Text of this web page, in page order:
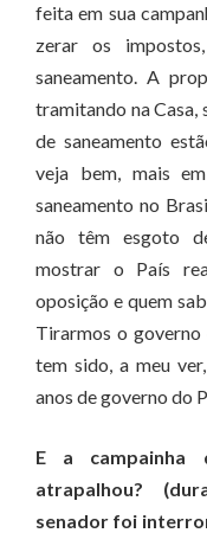
feita em sua
zerar os
saneamento. A
tramitando na Casa,
de saneamento
veja bem, mais
saneamento no
não têm esgoto
mostrar o País
oposição e quem
Tirarmos o
tem sido, a meu
anos de governo do
E a campainha
atrapalhou?
senador foi